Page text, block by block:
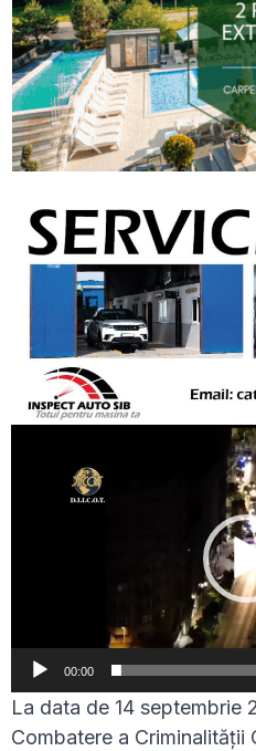
00:00
La data de 14
Combatere a Criminalității